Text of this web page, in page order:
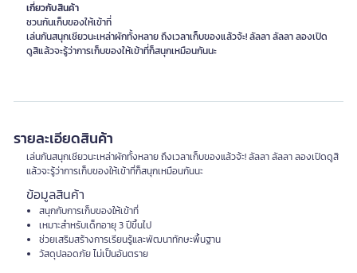
เกี่ยวกับสินค้า
ชวนกันเก็บของให้เข้าที่
เล่นกันสนุกเชียวนะเหล่าผักทั้งหลาย ถึงเวลาเก็บของแล้วจ้ะ! ลัลลา ลัลลา ลองเปิด
ดูสิแล้วจะรู้ว่าการเก็บของให้เข้าที่ก็สนุกเหมือนกันนะ
รายละเอียดสินค้า
เล่นกันสนุกเชียวนะเหล่าผักทั้งหลาย ถึงเวลาเก็บของแล้วจ้ะ! ลัลลา ลัลลา ลองเปิดดูสิ
แล้วจะรู้ว่าการเก็บของให้เข้าที่ก็สนุกเหมือนกันนะ
ข้อมูลสินค้า
สนุกกับการเก็บของให้เข้าที่
เหมาะสำหรับเด็กอายุ 3 ปีขึ้นไป
ช่วยเสริมสร้างการเรียนรู้และพัฒนาทักษะพื้นฐาน
วัสดุปลอดภัย ไม่เป็นอันตราย